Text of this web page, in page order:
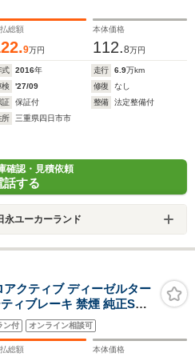
総額
9万円
本体価格
112.8万円
式 2016年 走行 6.9万km
検
'27/09 修復
なし
証
保証付 整備
法定整備付
所
三重県四日市市
確認・見積依頼
話する
永ユーカーランド
クティブ ディーゼルター
ィブレーキ 禁煙 純正SD
Bluetooth Bカメラ インテ
ズC Pセンサー リアクロス
パドルシフト 社外19AW
ン付 オンライン相談可
総額 本体価格